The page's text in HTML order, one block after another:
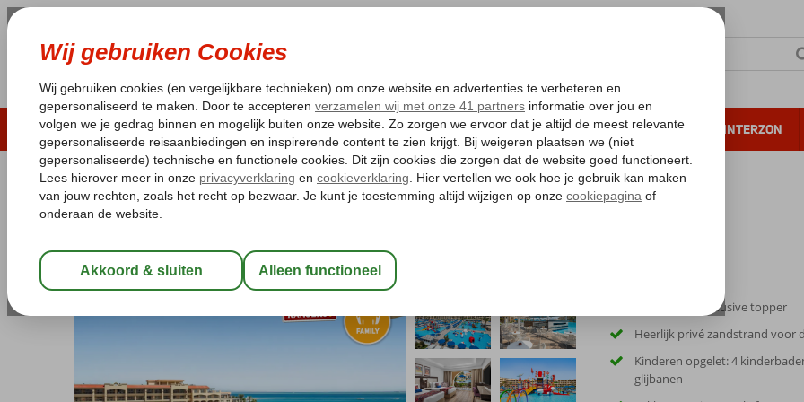
LAST MINUTE ZOMER 2026 ZONVAKANTIE VERRE REIZEN ALL INCLUSIVE WINTERZON
Pakketgarantie Laagsteprijsgarantie* Gratis annuleren*
Home
Egypte Rode Zee
Pickalbatros White Beach Resort
All Inclusive -Hotel
5-sterren All Inclusive topper
Heerlijk privé zandstrand voor
Kinderen opgelet: 4
glijbanen